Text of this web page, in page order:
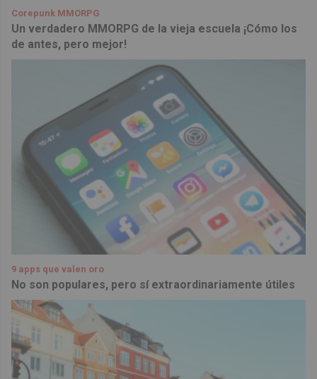
Corepunk MMORPG
Un verdadero MMORPG de la vieja escuela ¡Cómo los
de antes, pero mejor!
9 apps que valen oro
No son populares, pero sí extraordinariamente útiles